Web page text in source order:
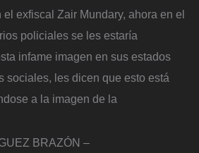
el exfiscal Zair Mundary, ahora en el
policiales se les estaría
infame imagen en sus estados
sociales, les dicen que esto está
a la imagen de la
BRAZÓN –